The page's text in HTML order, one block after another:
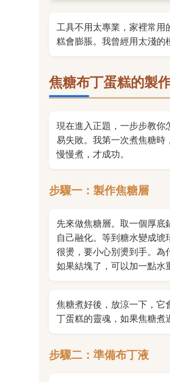
工具不用太專業，家裡常用
糕會膨脹。我曾經用太淺的
焦糖布丁蛋糕的製
現在進入正題，一步步教你
易失敗。我第一次煮焦糖時
慢慢煮，才成功。
步驟一：製作焦糖層
先來做焦糖層。取一個厚
自己融化。等到糖水變成
很燙，要小心別燙到手。為
如果結塊了，可以加一點水
焦糖煮好後，放涼一下，它
丁蛋糕的靈魂，如果焦糖煮
步驟二：準備布丁液